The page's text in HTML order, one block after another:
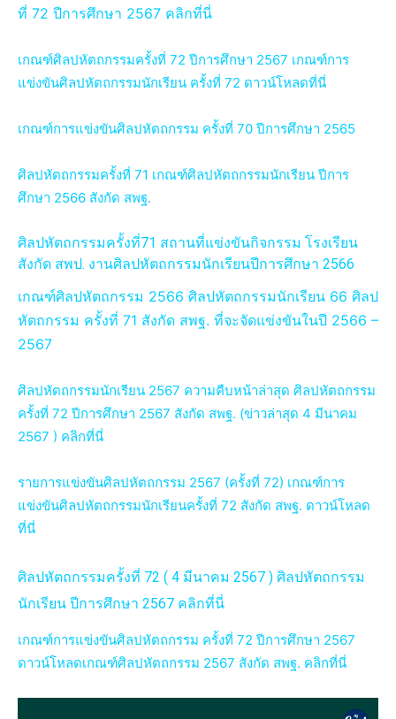
ที่ 72 ปีการศึกษา 2567 คลิกที่นี่
เกณฑ์ศิลปหัตถกรรมครั้งที่ 72 ปีการศึกษา 2567 เกณฑ์การ
แข่งขันศิลปหัตถกรรมนักเรียน ครั้งที่ 72 ดาวน์โหลดที่นี่
เกณฑ์การแข่งขันศิลปหัตถกรรม ครั้งที่ 70 ปีการศึกษา 2565
ศิลปหัตถกรรมครั้งที่ 71 เกณฑ์ศิลปหัตถกรรมนักเรียน ปีการ
ศึกษา 2566 สังกัด สพฐ.
ศิลปหัตถกรรมครั้งที่71 สถานที่แข่งขันกิจกรรม โรงเรียน
สังกัด สพป. งานศิลปหัตถกรรมนักเรียนปีการศึกษา 2566
เกณฑ์ศิลปหัตถกรรม 2566 ศิลปหัตถกรรมนักเรียน 66 ศิลป
หัตถกรรม ครั้งที่ 71 สังกัด สพฐ. ที่จะจัดแข่งขันในปี 2566 –
2567
ศิลปหัตถกรรมนักเรียน 2567 ความคืบหน้าล่าสุด ศิลปหัตถกรรม
ครั้งที่ 72 ปีการศึกษา 2567 สังกัด สพฐ. (ข่าวล่าสุด 4 มีนาคม
2567 ) คลิกที่นี่
รายการแข่งขันศิลปหัตถกรรม 2567 (ครั้งที่ 72) เกณฑ์การ
แข่งขันศิลปหัตถกรรมนักเรียนครั้งที่ 72 สังกัด สพฐ. ดาวน์โหลด
ที่นี่
ศิลปหัตถกรรมครั้งที่ 72 ( 4 มีนาคม 2567 ) ศิลปหัตถกรรม
นักเรียน ปีการศึกษา 2567 คลิกที่นี่
เกณฑ์การแข่งขันศิลปหัตถกรรม ครั้งที่ 72 ปีการศึกษา 2567
ดาวน์โหลดเกณฑ์ศิลปหัตถกรรม 2567 สังกัด สพฐ. คลิกที่นี่